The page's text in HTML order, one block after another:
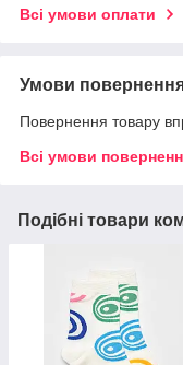
Всі умови оплати
Умови
Повернення товару
Всі умови
Подібні товари